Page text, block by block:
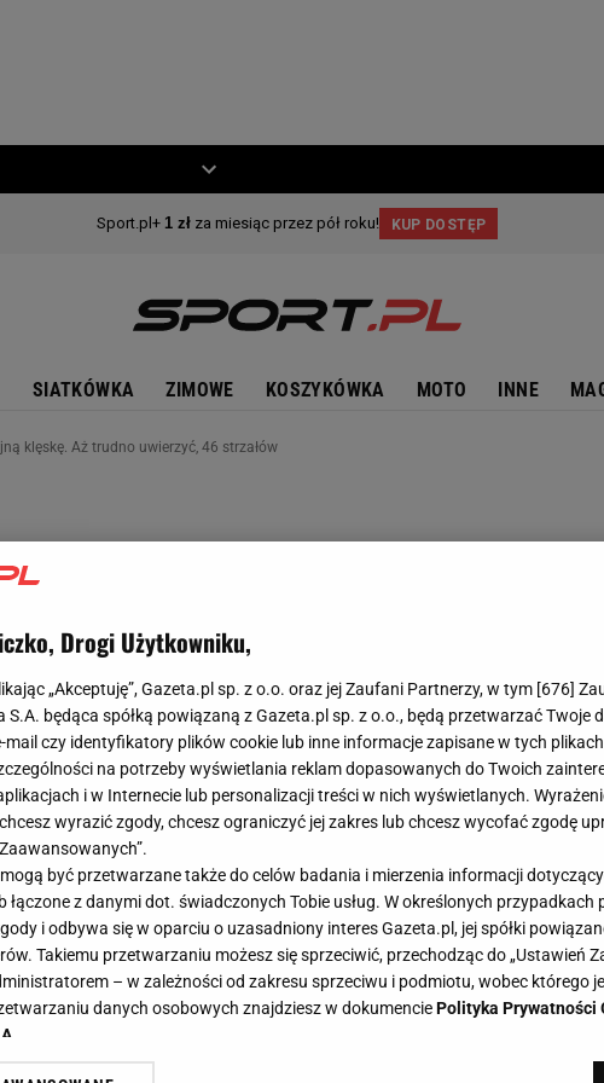
SIATKÓWKA ZIMOWE KOSZYKÓWKA MOTO INNE
klęskę. Aż trudno uwierzyć, 46 strzałów
Drogi Użytkowniku,
„Akceptuję”, Gazeta.pl sp. z o.o. oraz jej Zaufani Partnerzy, w tym [676]
S.A. będąca spółką powiązaną z Gazeta.pl sp. z o.o., będą przetwarzać Twoje
mail czy identyfikatory plików cookie lub inne informacje zapisane w tych
na potrzeby wyświetlania reklam dopasowanych do Twoich
i w Internecie lub personalizacji treści w nich wyświetlanych.
wyrazić zgody, chcesz ograniczyć jej zakres lub chcesz wycofać zgodę
być przetwarzane także do celów badania i mierzenia informacji
łączone z danymi dot. świadczonych Tobie usług. W określonych przypadkach
i odbywa się w oparciu o uzasadniony interes Gazeta.pl, jej spółki
Takiemu przetwarzaniu możesz się sprzeciwić, przechodząc do „Ustawień
– w zależności od zakresu sprzeciwu i podmiotu, wobec którego
danych osobowych znajdziesz w dokumenciePolityka Prywatności